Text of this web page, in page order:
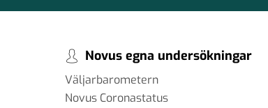
Novus egna undersökningar
Väljarbarometern
Novus Coronastatus